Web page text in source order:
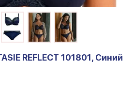
REFLECT 101801, Синий